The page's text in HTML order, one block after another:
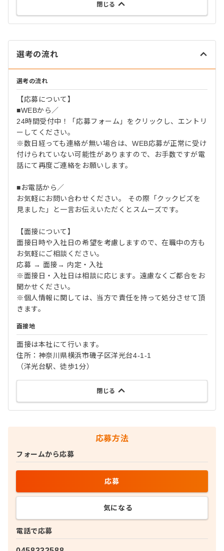
閉じる
選考の流れ
選考の流れ
【応募について】
■WEBから／
24時間受付中！「応募フォーム」をクリックし、エントリ
ーしてください。
※数日経っても連絡が無い場合は、WEB応募が正常に受け
付けられていない可能性がありますので、お手数ですが電
話にて再度ご連絡をお願いします。
■お電話から／
お気軽にお問い合わせください。 その際「クックビズを
見ました」と一言お伝えいただくとスムーズです。
【面接について】
面接日時や入社日の希望を考慮しますので、在職中の方も
お気軽にご相談ください。
応募 → 面接→ 内定・入社
※面接日・入社日は相談に応じます。遠慮なくご都合をお
聞かせください。
※個人情報に関しては、当方で責任を持って処分させて頂
きます。
面接地
面接は本社にて行います。
住所：神奈川県横浜市磯子区洋光台4-1-1
（洋光台駅、徒歩1分）
閉じる
応募方法
電話で応募
フォームから応募
応募
気になる